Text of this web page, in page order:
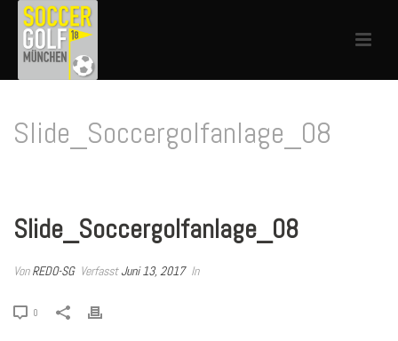
Slide_Soccergolfanlage_08
Slide_Soccergolfanlage_08
VonREDO-SG VerfasstJuni 13, 2017 In
0